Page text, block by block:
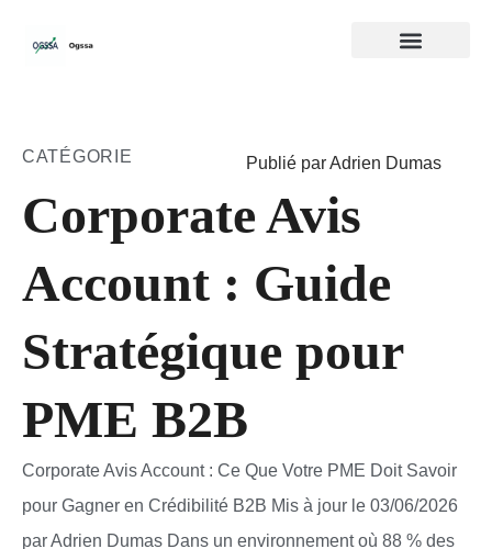
CATÉGORIE Publié par Adrien Dumas
Corporate Avis
Account : Guide
Stratégique pour
PME B2B
Corporate Avis Account : Ce Que Votre PME Doit Savoir
pour Gagner en Crédibilité B2B Mis à jour le 03/06/2026
par Adrien Dumas Dans un environnement où 88 % des